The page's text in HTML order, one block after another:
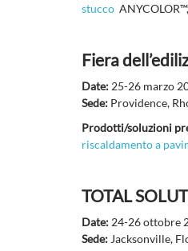
stucco ANYCOLOR™,
Fiera
Date: 25-26 marzo
Sede: Providence,
Prodotti/soluzioni
riscaldamento a
TOTAL
Date: 24-26 ottobre
Sede: Jacksonville,